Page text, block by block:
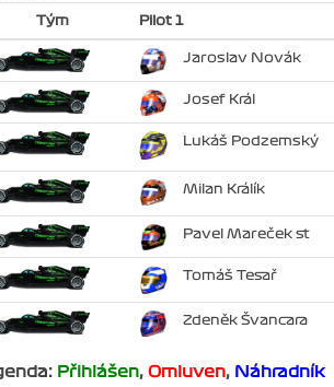
Tým Pilot 1
Jaroslav Novák
Josef Král
Lukáš Podzemský
Milan Králík
Pavel Mareček st
Tomáš Tesař
Zdeněk Švancara
Přihlášen, Omluven, Náhradník